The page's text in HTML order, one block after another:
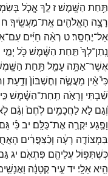
תַּ֥חַת הַשָּֽׁמֶשׁ׃זלֵ֣ךְאֱכֹ֤ל
רָצָ֥ה הָאֱלֹהִ֖ים אֶֽת־מַעֲשֶֽׂיךָ׃ ח
אַל־יֶחְסָֽר׃ט רְאֵ֨ה חַיִּ֜ים עִם־
נָֽתַן־לְךָ֙ תַּ֣חַת הַשֶּׁ֔מֶשׁכֹּ֖ל יְמֵ֣י
אֲשֶׁר־אַתָּ֥ה עָמֵ֖ל תַּ֥חַת
כִּי֩אֵ֨ין מַעֲשֶׂ֤ה וְחֶשְׁבּוֹן֙ וְדַ֣עַת
שַׁ֜בְתִּי וְרָאֹ֣ה תַֽחַת־הַשֶּׁ֗מֶשׁכִּ֣י
וְ֠גַם לֹ֣אלַחֲכָמִ֥ים לֶ֙חֶם֙ וְגַ֨ם
וָפֶ֖גַע יִקְרֶ֥ה אֶת־כֻּלָּֽם׃ יבכִּ֡י
בִּמְצוֹדָ֣ה רָעָ֔ה וְכַ֨צִּפֳּרִ֔ים
כְּשֶׁתִּפּ֥וֹלעֲלֵיהֶ֖ם פִּתְאֹֽם׃ יג
הִ֖יאאֵלָֽי׃ ידעִ֣ירקְטַנָּ֔ה